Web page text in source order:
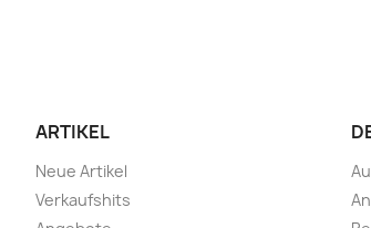
ARTIKEL
Neue Artikel
Verkaufshits